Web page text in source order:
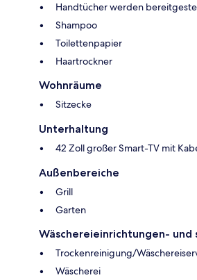
Handtücher werden
Shampoo
Toilettenpapier
Haartrockner
Wohnräume
Sitzecke
Unterhaltung
42 Zoll großer Smart-TV mit
Außenbereiche
Grill
Garten
Wäschereieinrichtungen- und
Trockenreinigung/
Wäscherei